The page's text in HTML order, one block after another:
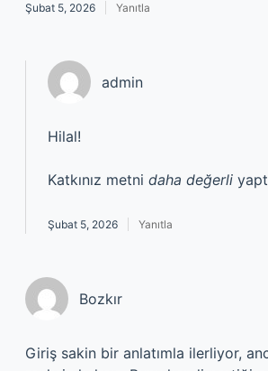
Şubat 5, 2026 Yanıtla
admin
Hilal!
Katkınız metni daha değerli
Şubat 5, 2026 Yanıtla
Bozkır
Giriş sakin bir anlatımla ilerliyor,